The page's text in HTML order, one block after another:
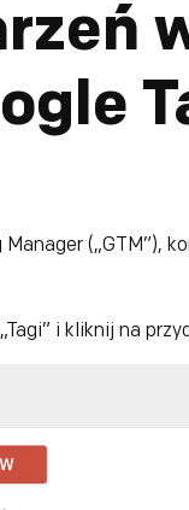
i kliknij na